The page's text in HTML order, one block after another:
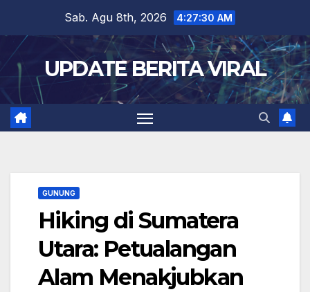
content
Sab. Agu 8th, 2026 4:27:31 AM
UPDATE BERITA VIRAL
GUNUNG
Hiking di Sumatera
Utara: Petualangan
Alam Menakjubkan